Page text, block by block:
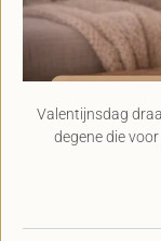
Valentijnsdag
degene die